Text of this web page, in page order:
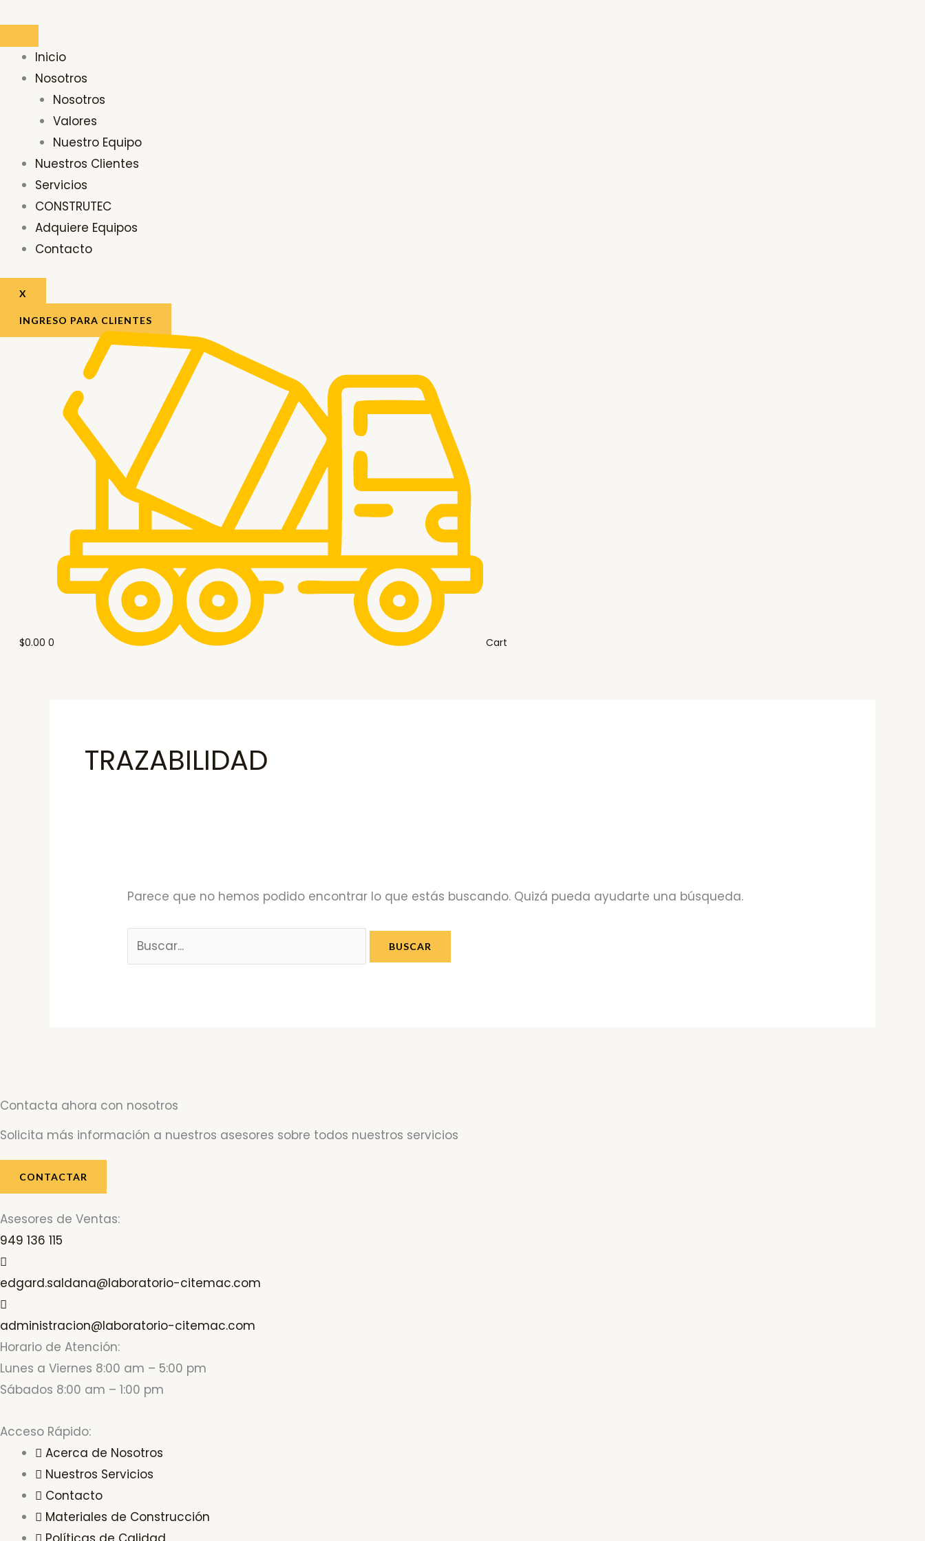
contenido
Inicio
Nosotros
Nosotros
Valores
Nuestro Equipo
Nuestros Clientes
Servicios
CONSTRUTEC
Adquiere Equipos
Contacto
X
INGRESO PARA CLIENTES
$0.00 0 Cart
TRAZABILIDAD
Parece que no hemos podido encontrar lo que estás buscando. Quizá pueda ayudarte una búsqueda.
Contacta ahora con nosotros
Solicita más información a nuestros asesores sobre todos nuestros servicios
CONTACTAR
Asesores de Ventas:
949 136 115
edgard.saldana@laboratorio-citemac.com
administracion@laboratorio-citemac.com
Horario de Atención:
Lunes a Viernes 8:00 am – 5:00 pm
Sábados 8:00 am – 1:00 pm
Acceso Rápido:
Acerca de Nosotros
Nuestros Servicios
Contacto
Materiales de Construcción